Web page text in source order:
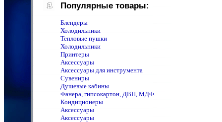
Популярные товары:
Блендеры
Холодильники
Тепловые пушки
Холодильники
Принтеры
Аксессуары
Аксессуары для инструмента
Сувениры
Душевые кабины
Фанера, гипсокартон, ДВП, МДФ.
Кондиционеры
Аксессуары
Аксессуары